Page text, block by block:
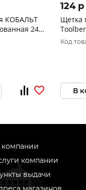
КОБАЛЬТ
240
248-
124 p
Щетка
Код
В
компании
выдачи